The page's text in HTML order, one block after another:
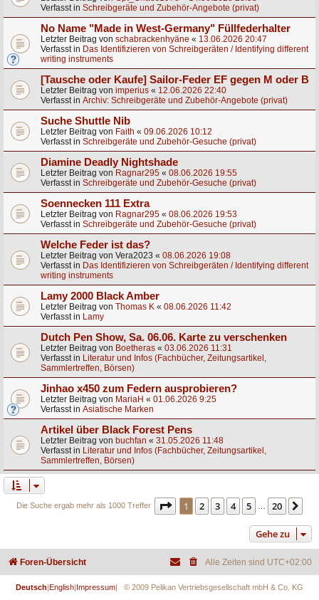
Verfasst in Schreibgeräte und Zubehör-Angebote (privat)
No Name "Made in West-Germany" Füllfederhalter
Letzter Beitrag von schabrackenhyäne « 13.06.2026 20:47
Verfasst in Das Identifizieren von Schreibgeräten / Identifying different
writing instruments
[Tausche oder Kaufe] Sailor-Feder EF gegen M oder B
Letzter Beitrag von imperius « 12.06.2026 22:40
Verfasst in Archiv: Schreibgeräte und Zubehör-Angebote (privat)
Suche Shuttle Nib
Letzter Beitrag von Faith « 09.06.2026 10:12
Verfasst in Schreibgeräte und Zubehör-Gesuche (privat)
Diamine Deadly Nightshade
Letzter Beitrag von Ragnar295 « 08.06.2026 19:55
Verfasst in Schreibgeräte und Zubehör-Gesuche (privat)
Soennecken 111 Extra
Letzter Beitrag von Ragnar295 « 08.06.2026 19:53
Verfasst in Schreibgeräte und Zubehör-Gesuche (privat)
Welche Feder ist das?
Letzter Beitrag von Vera2023 « 08.06.2026 19:08
Verfasst in Das Identifizieren von Schreibgeräten / Identifying different
writing instruments
Lamy 2000 Black Amber
Letzter Beitrag von Thomas K « 08.06.2026 11:42
Verfasst in Lamy
Dutch Pen Show, Sa. 06.06. Karte zu verschenken
Letzter Beitrag von Boetheras « 03.06.2026 11:31
Verfasst in Literatur und Infos (Fachbücher, Zeitungsartikel,
Sammlertreffen, Börsen)
Jinhao x450 zum Federn ausprobieren?
Letzter Beitrag von MariaH « 01.06.2026 9:25
Verfasst in Asiatische Marken
Artikel über Black Forest Pens
Letzter Beitrag von buchfan « 31.05.2026 11:48
Verfasst in Literatur und Infos (Fachbücher, Zeitungsartikel,
Sammlertreffen, Börsen)
Die Suche ergab mehr als 1000 Treffer Seite 1von 20
1 2 3 4 5 … 20
Gehe zu
Foren-Übersicht Alle Zeiten sind UTC+02:00
Deutsch English Impressum | © 2009 Pelikan Vertriebsgesellschaft mbH & Co. KG